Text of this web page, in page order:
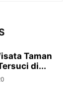
Taman
di...